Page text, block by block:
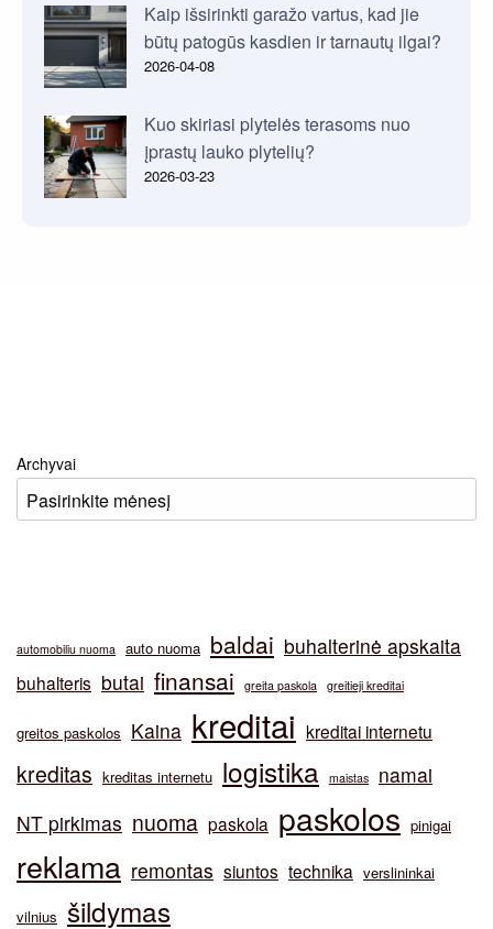
Kaip išsirinkti garažo vartus, kad jie
būtų patogūs kasdien ir tarnautų ilgai?
2026-04-08
Kuo skiriasi plytelės terasoms nuo
įprastų lauko plytelių?
2026-03-23
Archyvai
automobiliu nuoma auto nuoma baldai buhalterinė apskaita
buhalteris butai finansai greita paskola greitieji kreditai
greitos paskolos Kaina kreditai kreditai internetu
kreditas kreditas internetu logistika maistas
namai
NT pirkimas nuoma paskola paskolos pinigai
reklama remontas siuntos technika verslininkai
vilnius šildymas